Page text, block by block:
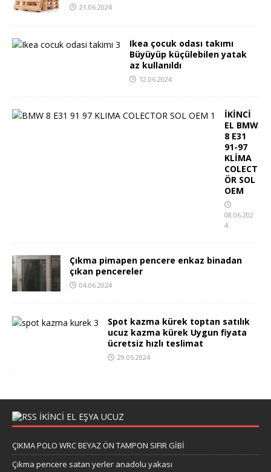
21.06.2024
Ikea çocuk odası takımı
Büyüyüp küçülebilen yatak
az kullanıldı
12.06.2024
İKİNCİ
EL BMW
8 E31
91-97
KLİMA
COLECT
ÖR SOL
OEM
08.06.202
4
Çıkma pimapen pencere enkaz binadan
çıkan pencereler
04.06.2024
Spot kazma kürek toptan satılık
ucuz kazma kürek Uygun fiyata
ücretsiz hızlı teslimat
29.05.2024
İKİNCİ EL EŞYA UCUZ
ÇIKMA POLO WRC BEYAZ ÖN TAMPON SIFIR GİBİ
Çıkma pencere satan yerler anadolu yakası